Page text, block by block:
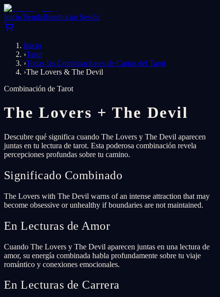
InicioTiendaBlogIniciar Sesión
Inicio
›Tarot
›Todas las Combinaciones de Cartas del Tarot
›The Lovers & The Devil
Combinación de Tarot
The Lovers +The Devil
Descubre qué significa cuando The Lovers y The Devil aparecen
juntas en tu lectura de tarot. Esta poderosa combinación revela
percepciones profundas sobre tu camino.
Significado Combinado
The Lovers with The Devil warns of an intense attraction that may
become obsessive or unhealthy if boundaries are not maintained.
En Lecturas de Amor
Cuando The Lovers y The Devil aparecen juntas en una lectura de
amor, su energía combinada habla profundamente sobre tu viaje
romántico y conexiones emocionales.
En Lecturas de Carrera